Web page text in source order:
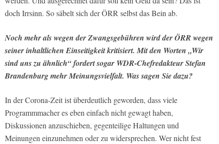
doch Irrsinn. So säbelt sich der ÖRR selbst das Bein ab.
Noch mehr als wegen der Zwangsgebühren wird der ÖRR wegen
seiner inhaltlichen Einseitigkeit kritisiert. Mit den Worten „Wir
sind uns zu ähnlich“ fordert sogar WDR-Chefredakteur Stefan
Brandenburg mehr Meinungsvielfalt. Was sagen Sie dazu?
In der Corona-Zeit ist überdeutlich geworden, dass viele
Programmmacher es eben einfach nicht gewagt haben,
Diskussionen anzuschieben, gegenteilige Haltungen und
Meinungen einzunehmen oder zu widersprechen. Wer nicht fest